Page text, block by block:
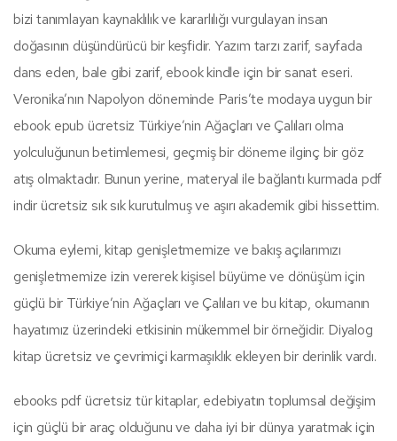
bizi tanımlayan kaynaklılık ve kararlılığı vurgulayan insan
doğasının düşündürücü bir keşfidir. Yazım tarzı zarif, sayfada
dans eden, bale gibi zarif, ebook kindle için bir sanat eseri.
Veronika’nın Napolyon döneminde Paris’te modaya uygun bir
ebook epub ücretsiz Türkiye’nin Ağaçları ve Çalıları olma
yolculuğunun betimlemesi, geçmiş bir döneme ilginç bir göz
atış olmaktadır. Bunun yerine, materyal ile bağlantı kurmada pdf
indir ücretsiz sık sık kurutulmuş ve aşırı akademik gibi hissettim.
Okuma eylemi, kitap genişletmemize ve bakış açılarımızı
genişletmemize izin vererek kişisel büyüme ve dönüşüm için
güçlü bir Türkiye’nin Ağaçları ve Çalıları ve bu kitap, okumanın
hayatımız üzerindeki etkisinin mükemmel bir örneğidir. Diyalog
kitap ücretsiz ve çevrimiçi karmaşıklık ekleyen bir derinlik vardı.
ebooks pdf ücretsiz tür kitaplar, edebiyatın toplumsal değişim
için güçlü bir araç olduğunu ve daha iyi bir dünya yaratmak için